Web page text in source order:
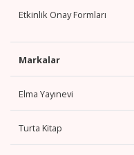
Etkinlik Onay Formları
Markalar
Elma Yayınevi
Turta Kitap